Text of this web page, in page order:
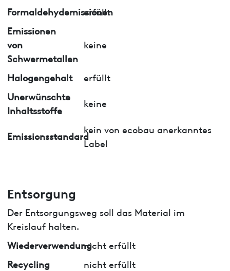
Formaldehydemissionen
erfüllt
Emissionen
von
Schwermetallen
keine
Halogengehalt
erfüllt
Unerwünschte
Inhaltsstoffe
keine
Emissionsstandard
kein von ecobau anerkanntes
Label
Entsorgung
Der Entsorgungsweg soll das Material im
Kreislauf halten.
Wiederverwendungnicht erfüllt
Recycling
nicht erfüllt